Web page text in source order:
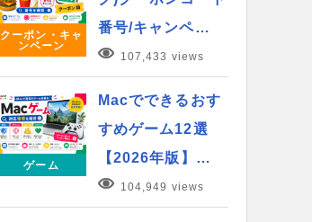
クーポン・キャ
ンペーン
番号/キャンペ…
107,433 views
ゲーム
Macでできるおす
すめゲーム12選
【2026年版】…
104,949 views